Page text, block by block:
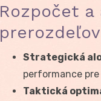
Rozpočet
Strategická
performance
Taktická